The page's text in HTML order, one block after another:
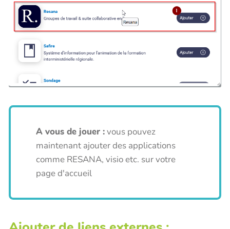
A vous de jouer :vous pouvez
maintenant ajouter des applications
comme RESANA, visio etc. sur votre
page d'accueil